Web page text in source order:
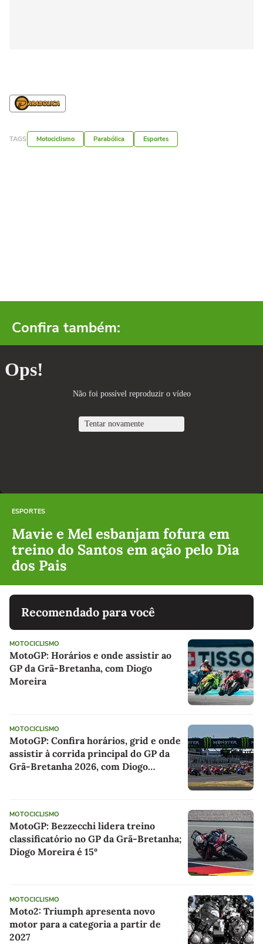
TAGS Motociclismo Parabólica Esportes
Confira também:
ESPORTES
Mavie e Mel esbanjam fofura em
treino do Santos em ação pelo Dia
dos Pais
Recomendado para você
MOTOCICLISMO
MotoGP: Horários e onde assistir ao
GP da Grã-Bretanha, com Diogo
Moreira
MOTOCICLISMO
MotoGP: Confira horários, grid e onde
assistir à corrida principal do GP da
Grã-Bretanha 2026, com Diogo
MOTOCICLISMO
MotoGP: Bezzecchi lidera treino
classificatório no GP da Grã-Bretanha;
Diogo Moreira é 15º
MOTOCICLISMO
Moto2: Triumph apresenta novo
motor para a categoria a partir de
2027